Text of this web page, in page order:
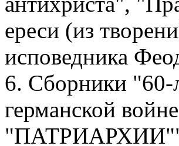
ереси (из
исповедника
6. Сборники "60-
германской